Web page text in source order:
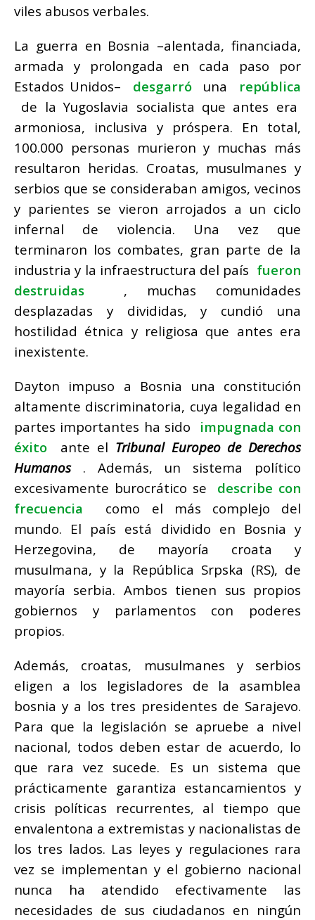
viles abusos verbales.
La guerra en Bosnia –alentada, financiada,
armada y prolongada en cada paso por
Estados Unidos– desgarróuna república
de la Yugoslavia socialista que antes era
armoniosa, inclusiva y próspera. En total,
100.000 personas murieron y muchas más
resultaron heridas. Croatas, musulmanes y
serbios que se consideraban amigos, vecinos
y parientes se vieron arrojados a un ciclo
infernal de violencia. Una vez que
terminaron los combates, gran parte de la
industria y la infraestructura del país fueron
destruidas , muchas comunidades
desplazadas y divididas, y cundió una
hostilidad étnica y religiosa que antes era
inexistente.
Dayton impuso a Bosnia una constitución
altamente discriminatoria, cuya legalidad en
partes importantes ha sido impugnada con
éxito ante el Tribunal Europeo de Derechos
Humanos. Además, un sistema político
excesivamente burocrático se describe con
frecuencia como el más complejo del
mundo. El país está dividido en Bosnia y
Herzegovina, de mayoría croata y
musulmana, y la República Srpska (RS), de
mayoría serbia. Ambos tienen sus propios
gobiernos y parlamentos con poderes
propios.
Además, croatas, musulmanes y serbios
eligen a los legisladores de la asamblea
bosnia y a los tres presidentes de Sarajevo.
Para que la legislación se apruebe a nivel
nacional, todos deben estar de acuerdo, lo
que rara vez sucede. Es un sistema que
prácticamente garantiza estancamientos y
crisis políticas recurrentes, al tiempo que
envalentona a extremistas y nacionalistas de
los tres lados. Las leyes y regulaciones rara
vez se implementan y el gobierno nacional
nunca ha atendido efectivamente las
necesidades de sus ciudadanos en ningún